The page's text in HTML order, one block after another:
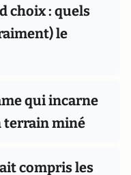
choix : quels
le
qui incarne
terrain miné
compris les